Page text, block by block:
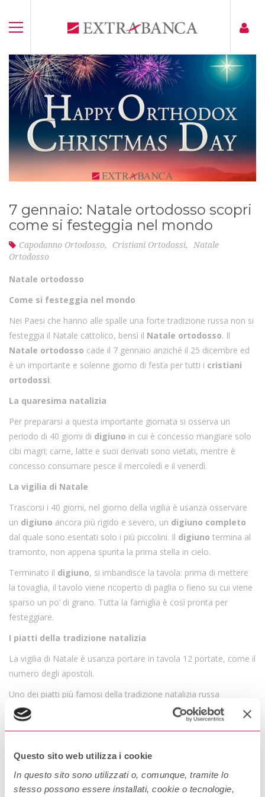
Questo sito web utilizza i cookie
In questo sito sono utilizzati o, comunque, tramite lo
stesso possono essere installati, cookie o tecnologie,
7 gennaio: Natale ortodosso scopri
come si festeggia nel mondo
Capodanno Ortodosso, Cristiani Ortodossi, Natale
Ortodosso
Natale ortodosso
Come si festeggia nel mondo
Nei Paesi che hanno alle spalle una forte tradizione russa non si
festeggia il Natale cattolico, bensì il Natale ortodosso. Il
Natale ortodosso cade il 7 gennaio anziché il 25 dicembre ed
è un importante e solenne giorno di festa per tutti i cristiani
ortodossi.
La quaresima natalizia
Per prepararsi a questa importante giornata si osserva un
periodo di 40 giorni di digiuno in cui è concesso mangiare solo
cibi magri; carne, latte e suoi derivati sono vietati, mentre è
concesso consumare pesce il mercoledì e il venerdì.
La vigilia di Natale
Trascorsi i 40 giorni, nel giorno della vigilia è usanza osservare
un digiuno ancora più rigido e severo, un digiuno completo
dal quale sono esentati solo i più piccolini. Il digiuno termina al
tramonto, non appena spunta la prima stella in cielo.
Terminato il digiuno, si imbandisce la tavola: prima di mettere
la tovaglia, il tavolo viene ricoperto di paglia o fieno su cui viene
sparso un po’ di grano. Tutta la famiglia è così pronta per
festeggiare.
I piatti della tradizione natalizia
La vigilia di Natale è usanza portare in tavola 12 portate, come il
numero degli apostoli.
Uno dei piatti più famosi della tradizione natalizia russa
ortodossa che non può mai mancare in tavola è il Kut’ja, un
dolce simile al porridge a base di grano, a cui sono aggiunti
per renderlo ancora più gustoso.
Altri piatti che spesso vengono preparati per l’occasione sono i
bliny (focaccine a base di farina e lievito di forma circolare), lo